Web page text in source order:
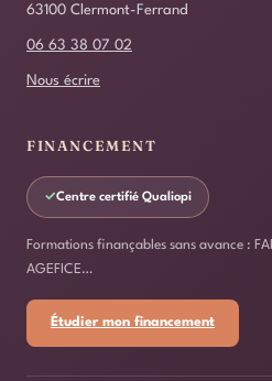
63100 Clermont-Ferrand
06 63 38 07 02
Nous écrire
FINANCEMENT
✓Centre certifié Qualiopi
Formations finançables sans avance :
AGEFICE…
Étudier mon financement